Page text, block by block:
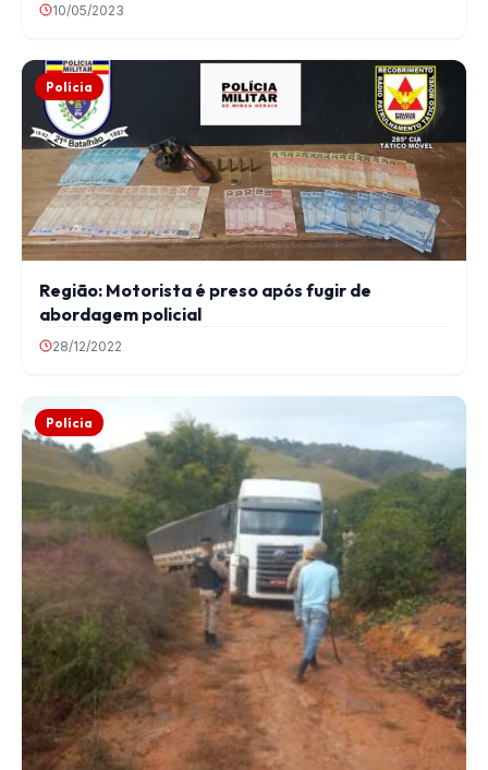
10/05/2023
Polícia
Região: Motorista é preso após fugir de
abordagem policial
28/12/2022
Polícia